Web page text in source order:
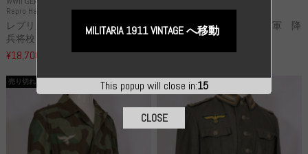
Repro Hat and Cap SS and WSS
レプリカ 武装親衛隊 WSS 歩
兵将校 クラッシュキャップ ...
¥18,700
Repro Hat and Cap Luftwaffe
高品質レプリカ ドイツ空軍 降
下猟兵 ヘルメット
¥49,800
売り切れ 売り切れ
This popup will close in:14
MILITARIA 1911 VINTAGE へ移動
CLOSE